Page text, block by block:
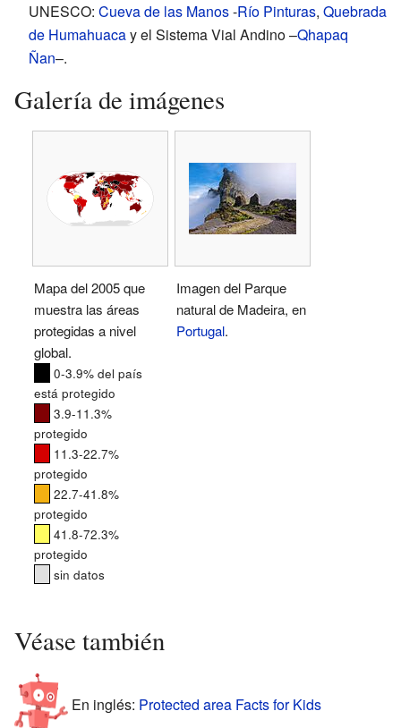
UNESCO: Cueva de las Manos-Río Pinturas, Quebrada
de Humahuacay el Sistema Vial Andino –Qhapaq
Ñan–.
Galería de imágenes
Mapa del 2005 que
muestra las áreas
protegidas a nivel
global.
0-3.9% del país
está protegido
3.9-11.3%
protegido
11.3-22.7%
protegido
22.7-41.8%
protegido
41.8-72.3%
protegido
sin datos
Imagen del Parque
natural de Madeira, en
Portugal.
Véase también
En inglés: Protected area Facts for Kids